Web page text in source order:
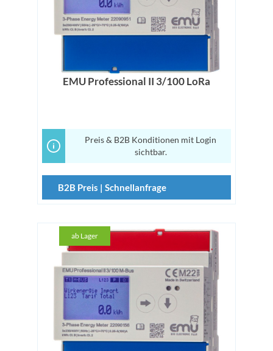
EMU Professional II 3/100 LoRa
Preis & B2B Konditionen mit Login
sichtbar.
B2B Preis | Schnellanfrage
ab Lager